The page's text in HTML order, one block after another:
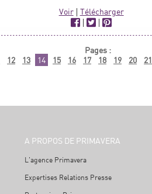
Voir| Télécharger
|
|
Pages :
12 13 14 15 16 17 18 19 20 21
A PROPOS DE PRIMAVERA
L'agence Primavera
Expertises Relations Presse